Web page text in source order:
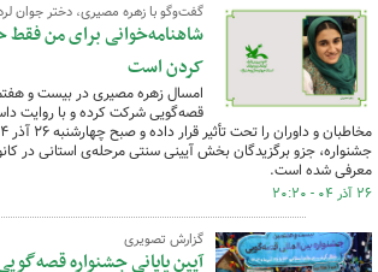
گفت‌وگو با زهره مصیری، دختر جوان
شاهنامه‌خوانی برای من
کردن است
امسال زهره مصیری در بیست و
قصه‌گویی شرکت کرده و با روایت
جشنواره، جزو برگزیدگان بخش آیینی سنتی مرحله‌ی استانی در
معرفی شده است.
۲۶ آذر ۰۴ - ۲۰:۲۰
گزارش تصویری
آیین پایانی جشنواره